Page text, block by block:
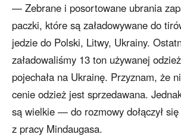
— Zebrane i posortowane ubrania
paczki, które są załadowywane do
jedzie do Polski, Litwy, Ukrainy.
załadowaliśmy 13 ton używanej
pojechała na Ukrainę. Przyznam, że
cenie odzież jest sprzedawana.
są wielkie — do rozmowy dołączył
z pracy Mindaugasa.